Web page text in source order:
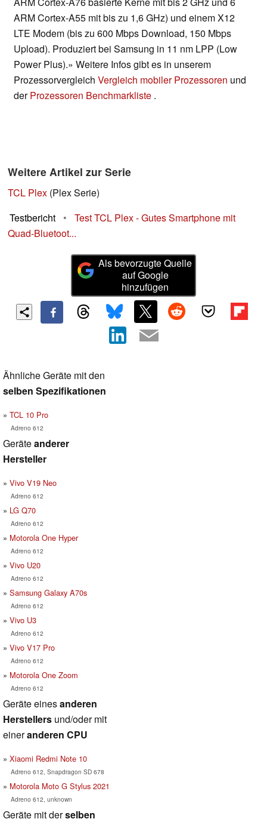
ARM Cortex-A55 mit bis zu 1,6 GHz) und einem X12
LTE Modem (bis zu 600 Mbps Download, 150 Mbps
Upload). Produziert bei Samsung in 11 nm LPP (Low
Power Plus).» Weitere Infos gibt es in unserem
Prozessorvergleich Vergleich mobiler Prozessoren und
derProzessoren Benchmarkliste .
Weitere Artikel zur Serie
TCL Plex (Plex Serie)
Testbericht
•
Test TCL Plex - Gutes Smartphone mit
Quad-Bluetoot...
Als bevorzugte Quelle
auf Google
hinzufügen
Ähnliche Geräte mit den
selben Spezifikationen
TCL 10 Pro
Adreno 612
Geräteanderer
Hersteller
Vivo V19 Neo
Adreno 612
LG Q70
Adreno 612
Motorola One Hyper
Adreno 612
Vivo U20
Adreno 612
Samsung Galaxy A70s
Adreno 612
Vivo U3
Adreno 612
Vivo V17 Pro
Adreno 612
Motorola One Zoom
Adreno 612
Geräte einesanderen
Herstellers und/oder mit
eineranderen CPU
Xiaomi Redmi Note 10
Adreno 612, Snapdragon SD 678
Motorola Moto G Stylus 2021
Adreno 612, unknown
Geräte mit derselben